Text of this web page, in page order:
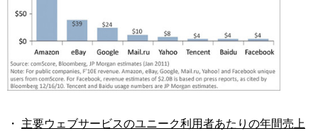
・ 主要ウェブサービスのユニーク利用者あたりの年間売上